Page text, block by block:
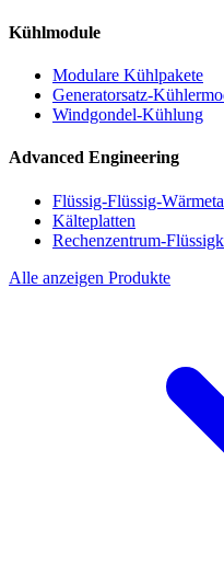
Kühlmodule
Modulare Kühlpakete
Generatorsatz-
Windgondel-Kühlung
Advanced Engineering
Flüssig-Flüssig-
Kälteplatten
Rechenzentrum-
Alle anzeigen Produkte